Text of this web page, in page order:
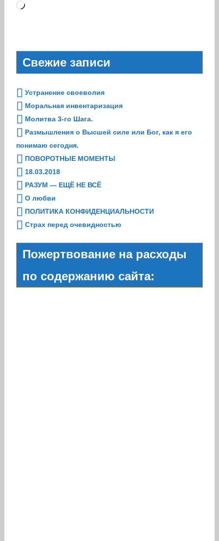
Загрузка…
Свежие записи
Устранение своеволия
Моральная инвентаризация
Молитва 3-го Шага.
Размышления о Высшей силе или Бог, как я его
понимаю сегодня.
ПОВОРОТНЫЕ МОМЕНТЫ
18.03.2018
РАЗУМ — ЕЩЁ НЕ ВСЁ
О любви
ПОЛИТИКА КОНФИДЕНЦИАЛЬНОСТИ
Страх перед очевидностью
Пожертвование на расходы
по содержанию сайта: